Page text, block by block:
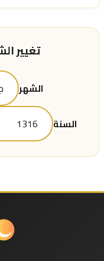
تغيير
الشهر
السنة